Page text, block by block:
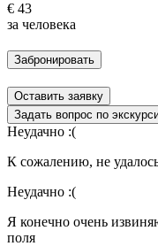
€ 43
за человека
Забронировать
Оставить заявку
Задать вопрос по
Неудачно :(
К сожалению, не
Неудачно :(
Я конечно очень
поля